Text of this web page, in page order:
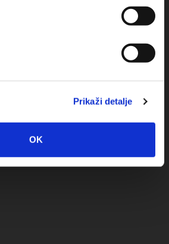
Prikaži detalje
OK